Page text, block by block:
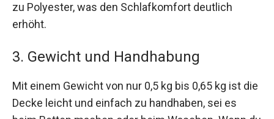
zu Polyester, was den Schlafkomfort deutlich
erhöht.
3. Gewicht und Handhabung
Mit einem Gewicht von nur 0,5 kg bis 0,65 kg ist die
Decke leicht und einfach zu handhaben, sei es